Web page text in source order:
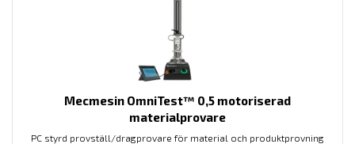
Mecmesin OmniTest™ 0,5 motoriserad
materialprovare
PC styrd provställ/dragprovare för material och produktprovning